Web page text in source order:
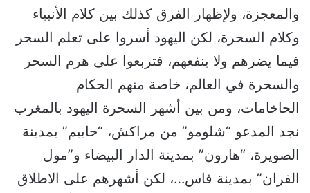
والمعجزة، ولإظهار الفرق كذلك بين كلام الأنبياء
وكلام السحرة، لكن اليهود أسروا على تعلم السحر
فيما يضرهم ولا ينفعهم، فتربعوا على هرم السحر
والسحرة في العالم، خاصة منهم الحكام
الحاخامات، ومن بين أشهر السحرة اليهود بالمغرب
نجد المدعو “شلومو” من مراكش، “حاييم” بمدينة
الصويرة، “هارون” بمدينة الدار البيضاء و”مول
الفران” بمدينة فاس…، لكن أشهرهم على الاطلاق